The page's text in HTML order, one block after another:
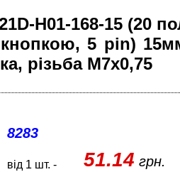
H01-168-15 (20
5 pin)
різьба М7х0,75
8283
від 1 шт. - 51.14 грн.